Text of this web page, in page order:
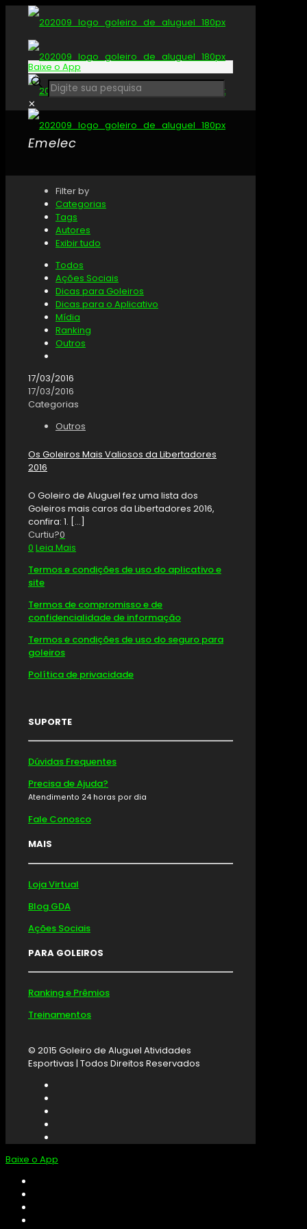
Baixe o App
✕
Emelec
Filter by
Categorias
Tags
Autores
Exibir tudo
Todos
Ações Sociais
Dicas para Goleiros
Dicas para o Aplicativo
Mídia
Ranking
Outros
17/03/2016
17/03/2016
Categorias
Outros
Os Goleiros Mais Valiosos da Libertadores
2016
O Goleiro de Aluguel fez uma lista dos
Goleiros mais caros da Libertadores 2016,
confira: 1. […]
Curtiu?0
0 Leia Mais
Termos e condições de uso do aplicativo e
site
Termos de compromisso e de
confidencialidade de informação
Termos e condições de uso do seguro para
goleiros
Política de privacidade
SUPORTE
Dúvidas Frequentes
Precisa de Ajuda?
Atendimento 24 horas por dia
Fale Conosco
MAIS
Loja Virtual
Blog GDA
Ações Sociais
PARA GOLEIROS
Ranking e Prêmios
Treinamentos
© 2015 Goleiro de Aluguel Atividades
Esportivas | Todos Direitos Reservados
Baixe o App